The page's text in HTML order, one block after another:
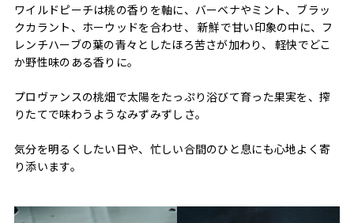
ワイルドピーチは桃の香りを軸に、バーベナやミント、ブラッ
クカラント、ホーウッドを合わせ、 新鮮で甘い印象の中に、フ
レンチハーブの葉の青々としたほろ苦さが加わり、 軽快でどこ
か野性味のある香りに。
プロヴァンスの桃畑で太陽をたっぷり浴びて育った果実を、搾
りたてで味わうようなみずみずしさ。
気分を明るくしたい日や、忙しい合間のひと息にも心地よく寄
り添います。